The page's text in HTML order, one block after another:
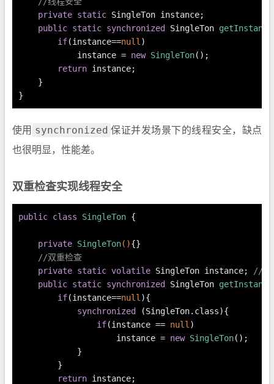
private static SingleTon instance;
public static synchronized SingleTon getInstance
if(instance==null )
            instance =
new SingleTon();
return instance;
    }
}
使用 synchronized 保证并发场景下的线程安全，缺点
也很明显，性能差。
双重检查实现线程安全
public class SingleTon {
private SingleTon(){}
//双重检查
private static volatile SingleTon instance;
//防
public static synchronized SingleTon getInstance
if(instance==null ){
synchronized
(SingleTon.class){
if(instance == null )
                    instance =
new SingleTon();
            }
        }
return instance;